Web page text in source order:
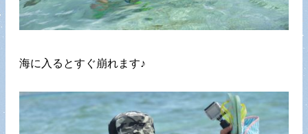
海に入るとすぐ崩れます♪